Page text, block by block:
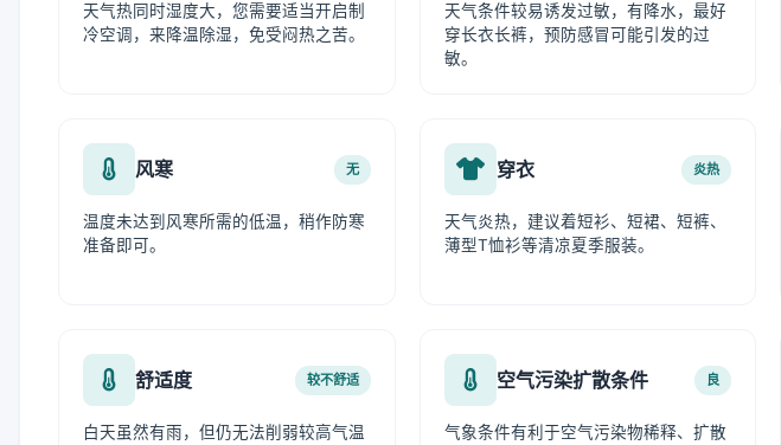
天气热同时湿度大，您需要适当开启制
冷空调，来降温除湿，免受闷热之苦。
天气条件较易诱发过敏，有降水，最好
穿长衣长裤，预防感冒可能引发的过
敏。
风寒 无
温度未达到风寒所需的低温，稍作防寒
准备即可。
穿衣 炎热
天气炎热，建议着短衫、短裙、短裤、
薄型T恤衫等清凉夏季服装。
舒适度 较不舒适
白天虽然有雨，但仍无法削弱较高气温
空气污染扩散条件 良
气象条件有利于空气污染物稀释、扩散